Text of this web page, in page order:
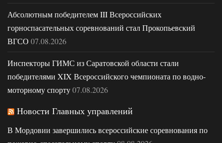
Абсолютным победителем III Всероссийских
горноспасательных соревнований стал Прокопьевский
ВГСО 07.08.2026
Инспекторы ГИМС из Саратовской области стали
победителями XIX Всероссийского чемпионата по водно-
моторному спорту07.08.2026
Новости Главных управлений
В Мордовии завершились всероссийские соревнования по